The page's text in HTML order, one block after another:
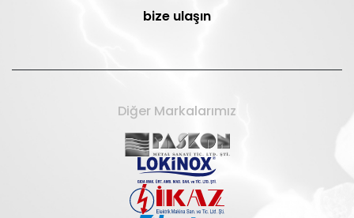
bize ulaşın
Diğer Markalarımız